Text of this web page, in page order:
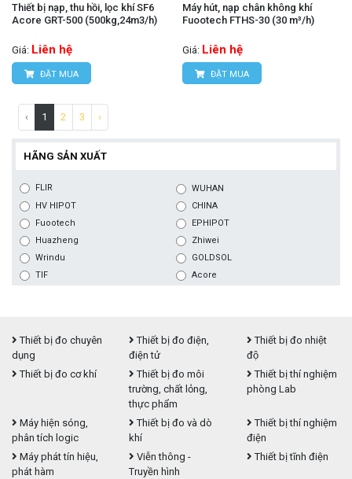
Thiết bị nạp, thu hồi, lọc khí SF6
Acore GRT-500 (500kg,24m3/h)
Giá: Liên hệ
ĐẶT MUA
Máy hút, nạp chân không khí
Fuootech FTHS-30 (30 m³/h)
Giá: Liên hệ
ĐẶT MUA
‹ 1 2 3 ›
HÃNG SẢN XUẤT
FLIR
WUHAN
HV HIPOT
CHINA
Fuootech
EPHIPOT
Huazheng
Zhiwei
Wrindu
GOLDSOL
TIF
Acore
Thiết bị đo chuyên
dụng
Thiết bị đo điện,
điện tử
Thiết bị đo nhiệt
độ
Thiết bị đo cơ khí
Thiết bị đo môi
trường, chất lỏng,
thực phẩm
Thiết bị thí nghiệm
phòng Lab
Máy hiện sóng,
phân tích logic
Thiết bị đo và dò
khí
Thiết bị thí nghiệm
điện
Máy phát tín hiệu,
phát hàm
Viễn thông -
Truyền hình
Thiết bị tĩnh điện